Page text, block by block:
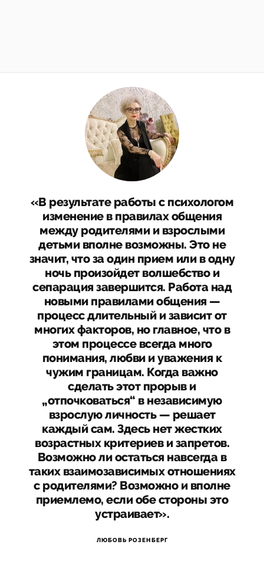
«В результате работы с психологом
изменение в правилах общения
между родителями и взрослыми
детьми вполне возможны. Это не
значит, что за один прием или в одну
ночь произойдет волшебство и
сепарация завершится. Работа над
новыми правилами общения —
процесс длительный и зависит от
многих факторов, но главное, что в
этом процессе всегда много
понимания, любви и уважения к
чужим границам. Когда важно
сделать этот прорыв и
„отпочковаться“ в независимую
взрослую личность — решает
каждый сам. Здесь нет жестких
возрастных критериев и запретов.
Возможно ли остаться навсегда в
таких взаимозависимых отношениях
с родителями? Возможно и вполне
приемлемо, если обе стороны это
устраивает».
ЛЮБОВЬ РОЗЕНБЕРГ